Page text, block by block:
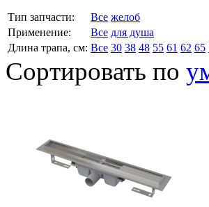
Тип запчасти: Все желоб
Применение:
Все для душа
Длина трапа, см: Все 30 38 48 55 61 62 65
Сортировать по